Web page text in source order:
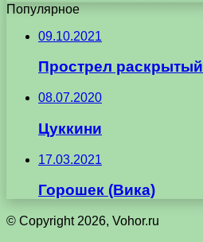
Популярное
09.10.2021
Прострел раскрытый
08.07.2020
Цуккини
17.03.2021
Горошек (Вика)
© Copyright 2026, Vohor.ru